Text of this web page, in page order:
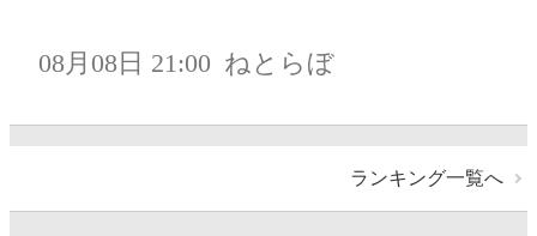
08月08日 21:00 ねとらぼ
ランキング一覧へ